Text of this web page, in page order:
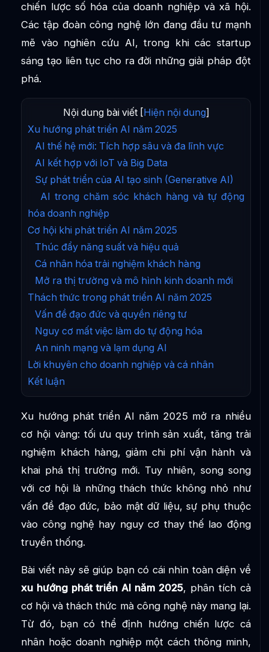
chiến lược số hóa của doanh nghiệp và xã hội.
Các tập đoàn công nghệ lớn đang đầu tư mạnh
mẽ vào nghiên cứu AI, trong khi các startup
sáng tạo liên tục cho ra đời những giải pháp đột
phá.
Nội dung bài viết [Hiện nội dung]
Xu hướng phát triển AI năm 2025
AI thế hệ mới: Tích hợp sâu và đa lĩnh vực
AI kết hợp với IoT và Big Data
Sự phát triển của AI tạo sinh (Generative AI)
AI trong chăm sóc khách hàng và tự động
hóa doanh nghiệp
Cơ hội khi phát triển AI năm 2025
Thúc đẩy năng suất và hiệu quả
Cá nhân hóa trải nghiệm khách hàng
Mở ra thị trường và mô hình kinh doanh mới
Thách thức trong phát triển AI năm 2025
Vấn đề đạo đức và quyền riêng tư
Nguy cơ mất việc làm do tự động hóa
An ninh mạng và lạm dụng AI
Lời khuyên cho doanh nghiệp và cá nhân
Kết luận
Xu hướng phát triển AI năm 2025 mở ra nhiều
cơ hội vàng: tối ưu quy trình sản xuất, tăng trải
nghiệm khách hàng, giảm chi phí vận hành và
khai phá thị trường mới. Tuy nhiên, song song
với cơ hội là những thách thức không nhỏ như
vấn đề đạo đức, bảo mật dữ liệu, sự phụ thuộc
vào công nghệ hay nguy cơ thay thế lao động
truyền thống.
Bài viết này sẽ giúp bạn có cái nhìn toàn diện về
xu hướng phát triển AI năm 2025, phân tích cả
cơ hội và thách thức mà công nghệ này mang lại.
Từ đó, bạn có thể định hướng chiến lược cá
nhân hoặc doanh nghiệp một cách thông minh,